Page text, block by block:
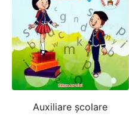
Auxiliare şcolare